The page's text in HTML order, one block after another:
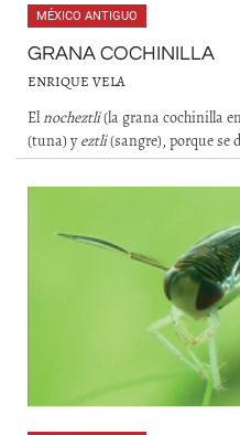
MÉXICO ANTIGUO
GRANA COCHINILLA
ENRIQUE VELA
Elnocheztli(la grana cochinilla
(tuna) yeztli(sangre), porque se